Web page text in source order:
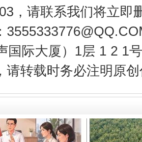
，请联系我们将立即
国际大厦）1层 1 2 1
请转载时务必注明原
火 生生不息
”的免责幌子